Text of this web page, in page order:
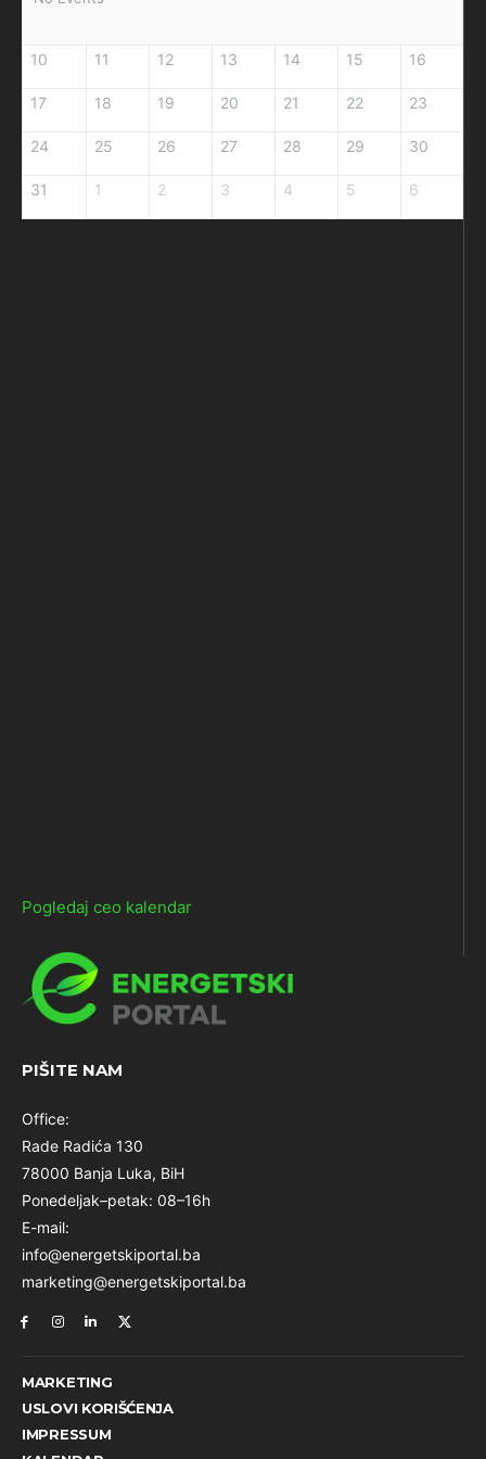
10 11 12 13 14 15 16
17 18 19 20 21 22 23
24 25 26 27 28 29 30
31 1 2 3 4 5 6
Pogledaj ceo kalendar
PIŠITE NAM
Office:
Rade Radića 130
78000 Banja Luka, BiH
Ponedeljak–petak: 08–16h
E-mail:
info@energetskiportal.ba
marketing@energetskiportal.ba
MARKETING
USLOVI KORIŠĆENJA
IMPRESSUM